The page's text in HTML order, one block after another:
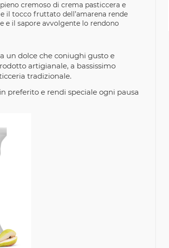
cremoso di crema pasticcera e
il tocco fruttato dell’amarena rende
e il sapore avvolgente lo rendono
un dolce che coniughi gusto e
artigianale, a bassissimo
tradizionale.
preferito e rendi speciale ogni pausa